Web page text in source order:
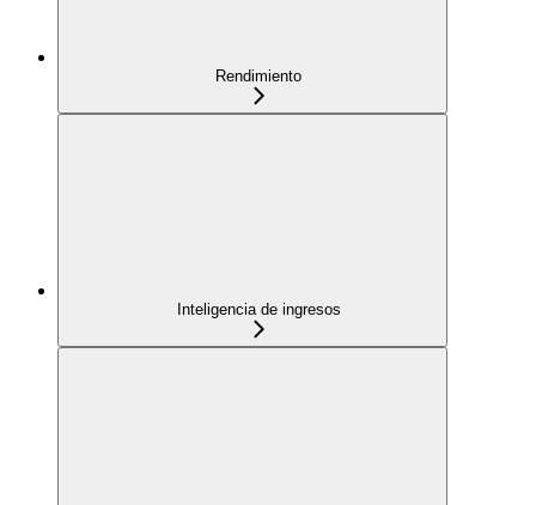
Rendimiento
Inteligencia de ingresos